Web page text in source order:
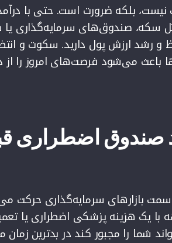
نیست، بلکه ضرورت است. حتی با
سکه، صندوق‌های سرمایه‌گذاری
رشد ارزش پول دارید. سکوت و
باعث می‌شود فرصت‌های امروز را
صندوق اضطراری
سمت بازارهای سرمایه‌گذاری حرکت
یک هزینه پزشکی اضطراری یا
شما را مجبور کند در بدترین زمان